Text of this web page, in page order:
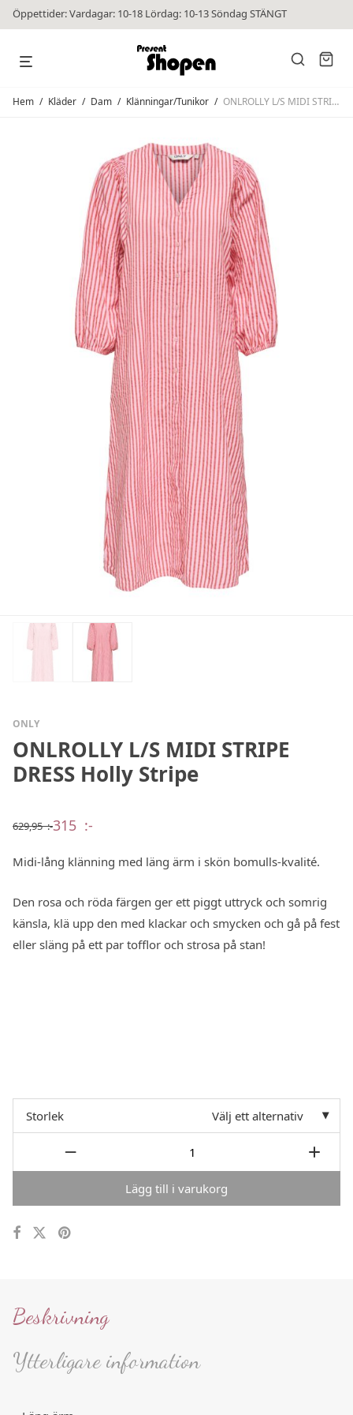
Öppettider: Vardagar: 10-18 Lördag: 10-13 Söndag STÄNGT
Hem / Kläder / Dam / Klänningar/Tunikor / ONLROLLY L/S MIDI STRIPE DRESS Holly Stripe
ONLY
ONLROLLY L/S MIDI STRIPE
DRESS Holly Stripe
629,95:-
Det
var:
315 :-
Det
är:
Midi-lång klänning med läng ärm i skön bomulls-kvalité.
Den rosa och röda färgen ger ett piggt uttryck och somrig
känsla, klä upp den med klackar och smycken och gå på fest
eller släng på ett par tofflor och strosa på stan!
Storlek Välj ett alternativ
Lägg till i varukorg
Beskrivning
Ytterligare information